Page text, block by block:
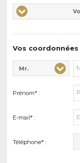
d'intérêts
Vos
sports
Vos
Civilité* :
Mr.
Nom* :
Prénom* :
E-mail* :
Téléphone* :